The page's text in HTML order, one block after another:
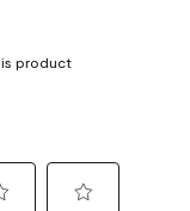
product